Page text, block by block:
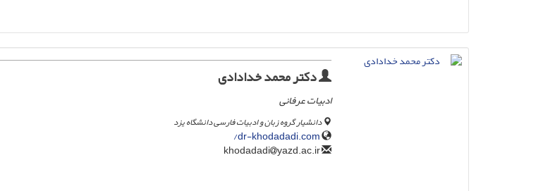
دکتر محمد خدادادی
ادبیات عرفانی
دانشیار گروه زبان و ادبیات فارسی دانشگاه یزد
dr-khodadadi.com/
yazd.ac.ir